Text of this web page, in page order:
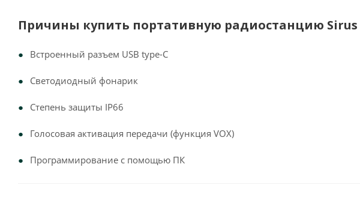
Причины купить портативную радиостанцию Sirus
Встроенный разъем USB type-С
Светодиодный фонарик
Степень защиты IP66
Голосовая активация передачи (функция VOX)
Программирование с помощью ПК